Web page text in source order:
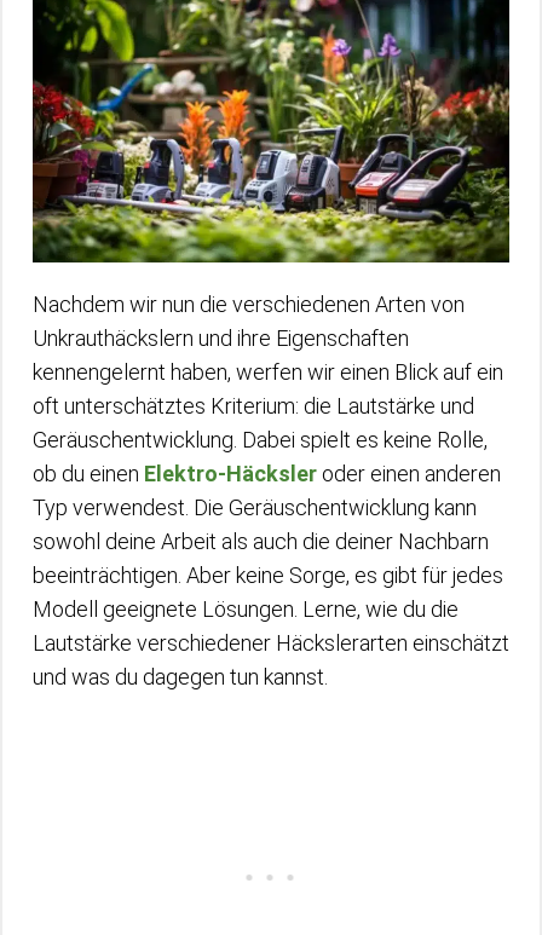
Nachdem wir nun die verschiedenen Arten von
Unkrauthäckslern und ihre Eigenschaften
kennengelernt haben, werfen wir einen Blick auf ein
oft unterschätztes Kriterium: die Lautstärke und
Geräuschentwicklung. Dabei spielt es keine Rolle,
ob du einen Elektro-Häcksler oder einen anderen
Typ verwendest. Die Geräuschentwicklung kann
sowohl deine Arbeit als auch die deiner Nachbarn
beeinträchtigen. Aber keine Sorge, es gibt für jedes
Modell geeignete Lösungen. Lerne, wie du die
Lautstärke verschiedener Häckslerarten einschätzt
und was du dagegen tun kannst.